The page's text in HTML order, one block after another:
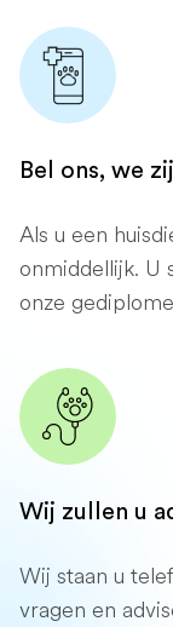
Bel ons, we
Als u een
onmiddellijk. U
onze
Wij zullen u
Wij staan ​​u
vragen en